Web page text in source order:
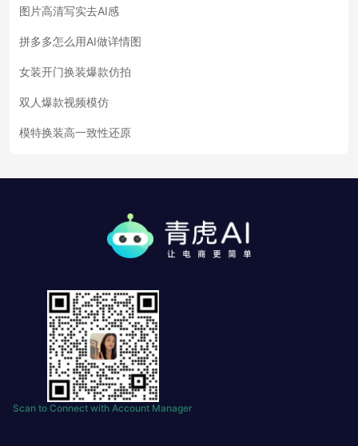
图片高清写实去AI感
拼多多怎么用AI做详情图
女装开门换装爆款仿拍
双人爆款视频模仿
模特换装高一致性还原
Scan to Connect with Account Manager